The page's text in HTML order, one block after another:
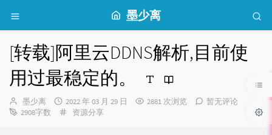
墨少离
[转载]阿里云DDNS解析,目前使
用过最稳定的。
博
主：
墨少离
发
布
2022 年 03 月 29 日 2881 次浏览
暂无评论
2908字数
分
资源分享